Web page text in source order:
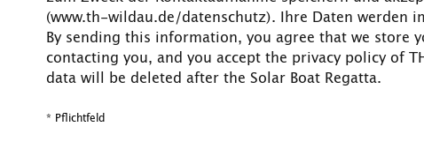
(www.th-wildau.de/datenschutz). Ihre Daten werden
By sending this information, you agree that we store
contacting you, and you accept the privacy policy of
data will be deleted after the Solar Boat Regatta.
* Pflichtfeld